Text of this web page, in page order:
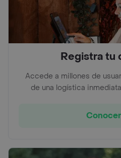
Registra tu
Accede a millones de
de una logística